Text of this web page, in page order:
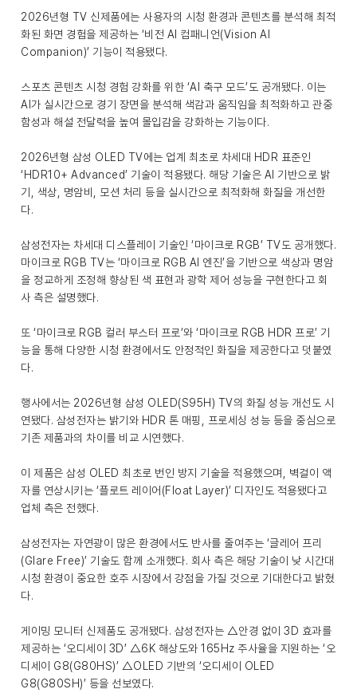
2026년형 TV 신제품에는 사용자의 시청 환경과 콘텐츠를 분석해 최적
화된 화면 경험을 제공하는 ‘비전 AI 컴패니언(Vision AI
Companion)’ 기능이 적용됐다.
스포츠 콘텐츠 시청 경험 강화를 위한 ‘AI 축구 모드’도 공개됐다. 이는
AI가 실시간으로 경기 장면을 분석해 색감과 움직임을 최적화하고 관중
함성과 해설 전달력을 높여 몰입감을 강화하는 기능이다.
2026년형 삼성 OLED TV에는 업계 최초로 차세대 HDR 표준인
‘HDR10+ Advanced’ 기술이 적용됐다. 해당 기술은 AI 기반으로 밝
기, 색상, 명암비, 모션 처리 등을 실시간으로 최적화해 화질을 개선한
다.
삼성전자는 차세대 디스플레이 기술인 ‘마이크로 RGB’ TV도 공개했다.
마이크로 RGB TV는 ‘마이크로 RGB AI 엔진’을 기반으로 색상과 명암
을 정교하게 조정해 향상된 색 표현과 광학 제어 성능을 구현한다고 회
사 측은 설명했다.
또 ‘마이크로 RGB 컬러 부스터 프로’와 ‘마이크로 RGB HDR 프로’ 기
능을 통해 다양한 시청 환경에서도 안정적인 화질을 제공한다고 덧붙였
다.
행사에서는 2026년형 삼성 OLED(S95H) TV의 화질 성능 개선도 시
연됐다. 삼성전자는 밝기와 HDR 톤 매핑, 프로세싱 성능 등을 중심으로
기존 제품과의 차이를 비교 시연했다.
이 제품은 삼성 OLED 최초로 번인 방지 기술을 적용했으며, 벽걸이 액
자를 연상시키는 ‘플로트 레이어(Float Layer)’ 디자인도 적용됐다고
업체 측은 전했다.
삼성전자는 자연광이 많은 환경에서도 반사를 줄여주는 ‘글레어 프리
(Glare Free)’ 기술도 함께 소개했다. 회사 측은 해당 기술이 낮 시간대
시청 환경이 중요한 호주 시장에서 강점을 가질 것으로 기대한다고 밝혔
다.
게이밍 모니터 신제품도 공개됐다. 삼성전자는 △안경 없이 3D 효과를
제공하는 ‘오디세이 3D’ △6K 해상도와 165Hz 주사율을 지원하는 ‘오
디세이 G8(G80HS)’ △OLED 기반의 ‘오디세이 OLED
G8(G80SH)’ 등을 선보였다.